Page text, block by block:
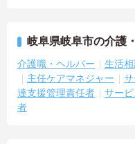
岐阜県岐阜市の介護
介護職・ヘルパー 生活相
主任ケアマネジャー
達支援管理責任者
サー
者